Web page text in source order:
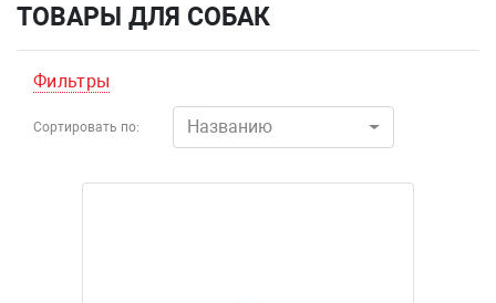
ТОВАРЫ ДЛЯ СОБАК
Фильтры
Сортировать по: Названию